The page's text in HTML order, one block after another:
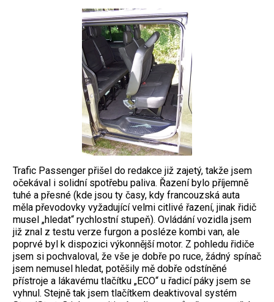
Trafic Passenger přišel do redakce již zajetý, takže jsem
očekával i solidní spotřebu paliva. Řazení bylo příjemně
tuhé a přesné (kde jsou ty časy, kdy francouzská auta
měla převodovky vyžadující velmi citlivé řazení, jinak řidič
musel „hledat“ rychlostní stupeň). Ovládání vozidla jsem
již znal z testu verze furgon a posléze kombi van, ale
poprvé byl k dispozici výkonnější motor. Z pohledu řidiče
jsem si pochvaloval, že vše je dobře po ruce, žádný spínač
jsem nemusel hledat, potěšily mě dobře odstíněné
přístroje a lákavému tlačítku „ECO“ u řadicí páky jsem se
vyhnul. Stejně tak jsem tlačítkem deaktivoval systém